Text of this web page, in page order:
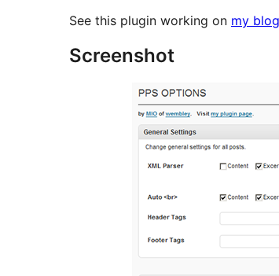
See this plugin working on my blog
Screenshot